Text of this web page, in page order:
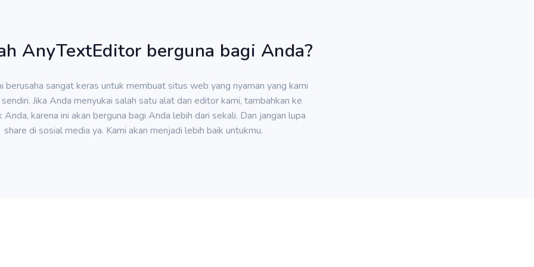
AnyTextEditor berguna bagi Anda?
berusaha sangat keras untuk membuat situs web yang nyaman yang kami
Jika Anda menyukai salah satu alat dan editor kami, tambahkan ke
Anda, karena ini akan berguna bagi Anda lebih dari sekali. Dan jangan lupa
share di sosial media ya. Kami akan menjadi lebih baik untukmu.